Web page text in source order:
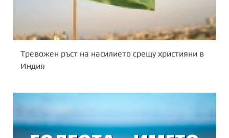
Тревожен ръст на насилието срещу християни в
Индия